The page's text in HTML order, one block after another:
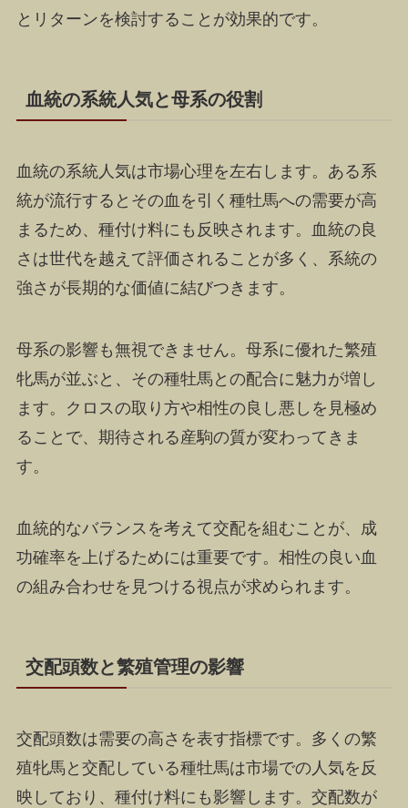
とリターンを検討することが効果的です。
血統の系統人気と母系の役割
血統の系統人気は市場心理を左右します。ある系
統が流行するとその血を引く種牡馬への需要が高
まるため、種付け料にも反映されます。血統の良
さは世代を越えて評価されることが多く、系統の
強さが長期的な価値に結びつきます。
母系の影響も無視できません。母系に優れた繁殖
牝馬が並ぶと、その種牡馬との配合に魅力が増し
ます。クロスの取り方や相性の良し悪しを見極め
ることで、期待される産駒の質が変わってきま
す。
血統的なバランスを考えて交配を組むことが、成
功確率を上げるためには重要です。相性の良い血
の組み合わせを見つける視点が求められます。
交配頭数と繁殖管理の影響
交配頭数は需要の高さを表す指標です。多くの繁
殖牝馬と交配している種牡馬は市場での人気を反
映しており、種付け料にも影響します。交配数が